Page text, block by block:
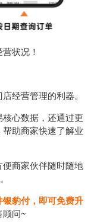
状况！
经营管理的利器。
心数据，还通过更
助商家快速了解业
商家伙伴随时随地
银豹付，即可免费升
顾问~